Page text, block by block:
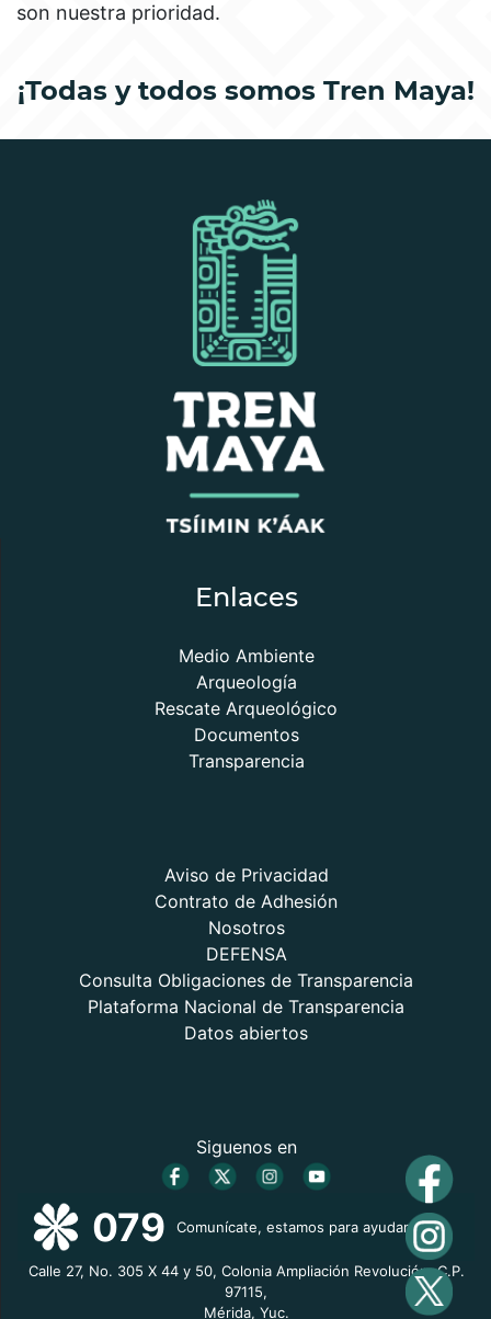
son nuestra prioridad.
¡Todas y todos somos Tren Maya!
Enlaces
Medio Ambiente
Arqueología
Rescate Arqueológico
Documentos
Transparencia
Aviso de Privacidad
Contrato de Adhesión
Nosotros
DEFENSA
Consulta Obligaciones de Transparencia
Plataforma Nacional de Transparencia
Datos abiertos
Siguenos en
079 Comunícate, estamos para ayudarte
Calle 27, No. 305 X 44 y 50, Colonia Ampliación Revolución, C.P.
97115,
Mérida, Yuc.